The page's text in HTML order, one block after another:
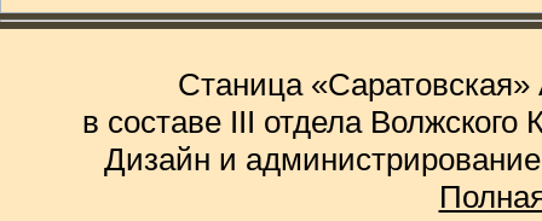
Станица «Саратовская»
в составе III отдела
Дизайн и